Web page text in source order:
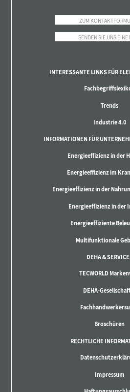
ZUM
SENDEN SIE UNS EINE
INTERESSANTE LINKS FÜR
Trends
Industrie 4.0
INFORMATIONEN FÜR
Energieeffizienz in der
Energieeffizienz im
Energieeffizienz in der
Energieeffizienz in der
Energieeffiziente
Multifunktionale
DEHA &
TECWORLD
DEHA-
Broschüren
RECHTLICHE
Impressum